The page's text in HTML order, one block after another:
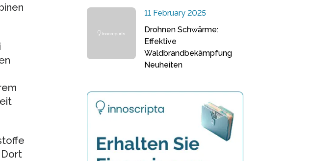
11 February 2025
Drohnen Schwärme:
Effektive
Waldbrandbekämpfung
Neuheiten